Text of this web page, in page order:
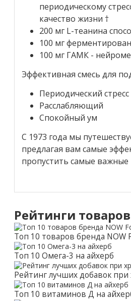
периодическому
качество жизни †
200 мг L-теанина
100 мг
100 мг ГАМК -
Эффективная смесь для
Периодический стресс
Расслабляющий
Спокойный ум
С 1973 года мы
предлагая вам самые
пропустить самые
Рейтинги товаров
Топ 10 товаров бренда NOW
Топ 10 Омега-3 на айхерб
Рейтинг лучших добавок
Топ 10 витаминов Д на